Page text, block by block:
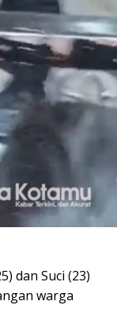
dan Suci (23)
warga